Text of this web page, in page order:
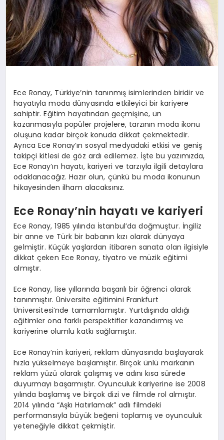
Ece Ronay, Türkiye’nin tanınmış isimlerinden biridir ve
hayatıyla moda dünyasında etkileyici bir kariyere
sahiptir. Eğitim hayatından geçmişine, ün
kazanmasıyla popüler projelere, tarzının moda ikonu
oluşuna kadar birçok konuda dikkat çekmektedir.
Ayrıca Ece Ronay’ın sosyal medyadaki etkisi ve geniş
takipçi kitlesi de göz ardı edilemez. İşte bu yazımızda,
Ece Ronay’ın hayatı, kariyeri ve tarzıyla ilgili detaylara
odaklanacağız. Hazır olun, çünkü bu moda ikonunun
hikayesinden ilham alacaksınız.
Ece Ronay’nin hayatı ve kariyeri
Ece Ronay, 1985 yılında İstanbul’da doğmuştur. İngiliz
bir anne ve Türk bir babanın kızı olarak dünyaya
gelmiştir. Küçük yaşlardan itibaren sanata olan ilgisiyle
dikkat çeken Ece Ronay, tiyatro ve müzik eğitimi
almıştır.
Ece Ronay, lise yıllarında başarılı bir öğrenci olarak
tanınmıştır. Üniversite eğitimini Frankfurt
Üniversitesi’nde tamamlamıştır. Yurtdışında aldığı
eğitimler ona farklı perspektifler kazandırmış ve
kariyerine olumlu katkı sağlamıştır.
Ece Ronay’nin kariyeri, reklam dünyasında başlayarak
hızla yükselmeye başlamıştır. Birçok ünlü markanın
reklam yüzü olarak çalışmış ve adını kısa sürede
duyurmayı başarmıştır. Oyunculuk kariyerine ise 2008
yılında başlamış ve birçok dizi ve filmde rol almıştır.
2014 yılında “Aşkı Hatırlamak” adlı filmdeki
performansıyla büyük beğeni toplamış ve oyunculuk
yeteneğiyle dikkat çekmiştir.